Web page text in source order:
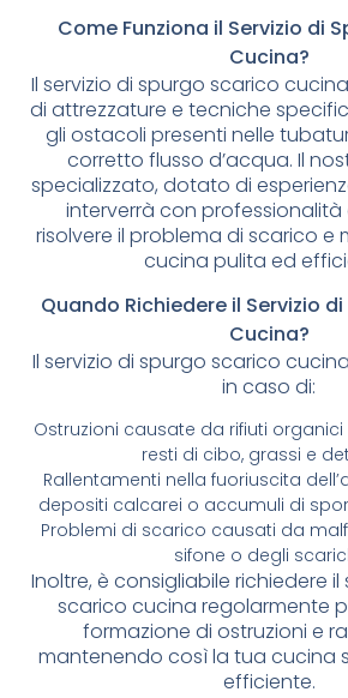
Come Funziona il Servizio di
Cucina?
Il servizio di spurgo scarico
di attrezzature e tecniche
gli ostacoli presenti nelle
corretto flusso d’acqua. Il
specializzato, dotato di
interverrà con
risolvere il problema di scarico e
cucina pulita ed
Quando Richiedere il Servizio
Cucina?
Il servizio di spurgo scarico
in caso di:
Ostruzioni causate da rifiuti
resti di cibo, grassi e
Rallentamenti nella fuoriuscita
depositi calcarei o accumuli di
Problemi di scarico causati da
sifone o degli
Inoltre, è consigliabile richiedere
scarico cucina regolarmente
formazione di ostruzioni e
mantenendo così la tua cucina
efficiente.